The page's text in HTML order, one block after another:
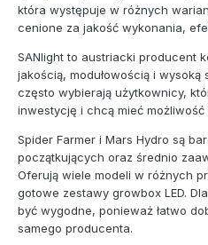
która występuje w różnych
cenione za jakość wykonania,
SANlight to austriacki producent
jakością, modułowością i wysoką
często wybierają użytkownicy,
inwestycję i chcą mieć
Spider Farmer i Mars Hydro są
początkujących oraz średnio
Oferują wiele modeli w różnych
gotowe zestawy growbox LED.
być wygodne, ponieważ łatwo
samego producenta.